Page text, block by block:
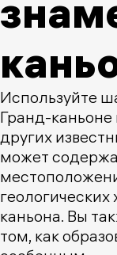
Используйте
Гранд-
других
может
геологических
каньона. Вы
том, как